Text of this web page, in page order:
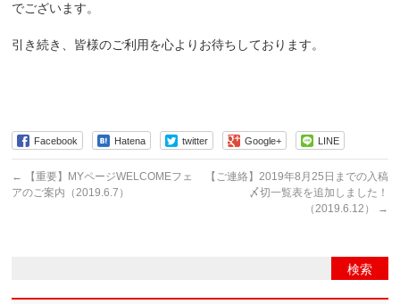
でございます。
引き続き、皆様のご利用を心よりお待ちしております。
Facebook Hatena twitter Google+ LINE
←
【重要】MYページWELCOMEフェ
アのご案内（2019.6.7）
【ご連絡】2019年8月25日までの入稿
〆切一覧表を追加しました！
（2019.6.12）
→